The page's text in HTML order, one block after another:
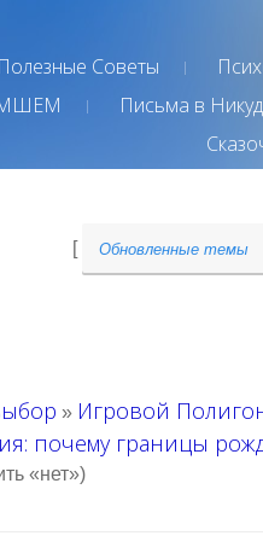
Полезные Советы
Письма в
[ Обновленные темы
» Игровой
почему границы
«нет»)